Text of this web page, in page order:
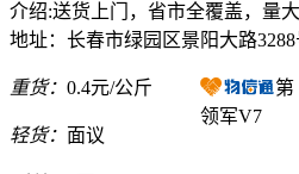
介绍:送货上门，省市全覆盖，量大
地址：长春市绿园区景阳大路
重货： 0.4元/公斤
轻货： 面议
第
领军V7